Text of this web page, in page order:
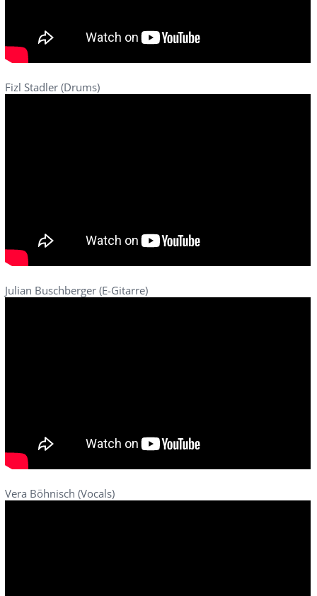
Fizl Stadler (Drums)
Julian Buschberger (E-Gitarre)
Vera Böhnisch (Vocals)